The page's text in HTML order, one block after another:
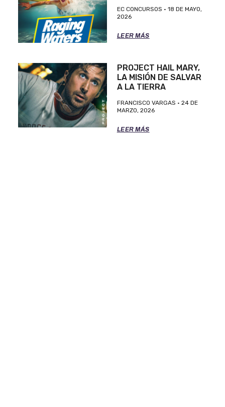
EC CONCURSOS
18 DE MAYO,
2026
LEER MÁS
PROJECT HAIL MARY,
LA MISIÓN DE SALVAR
A LA TIERRA
FRANCISCO VARGAS
24 DE
MARZO, 2026
LEER MÁS